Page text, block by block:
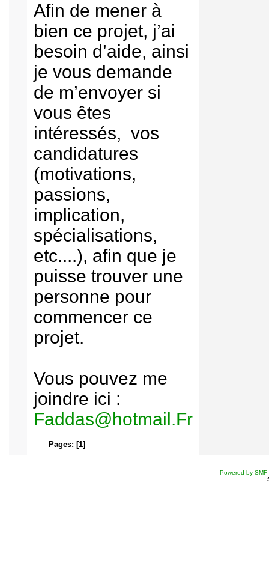
Afin de mener à
bien ce projet, j’ai
besoin d’aide, ainsi
je vous demande
de m’envoyer si
vous êtes
intéressés, vos
candidatures
(motivations,
passions,
implication,
spécialisations,
etc....), afin que je
puisse trouver une
personne pour
commencer ce
projet.
Vous pouvez me
joindre ici :
Faddas@hotmail.Fr
Pages: [1]
Powered by SMF